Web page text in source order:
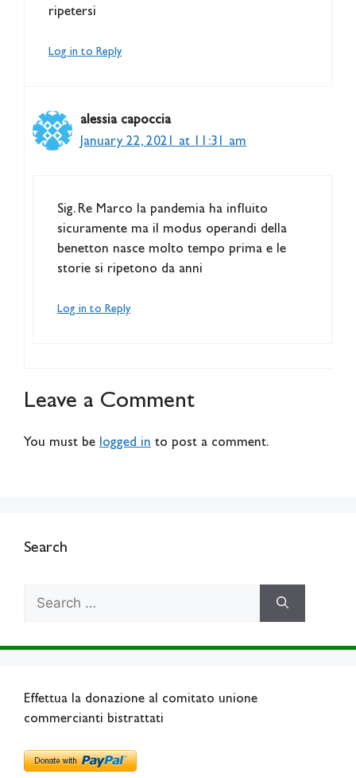
ripetersi
Log in to Reply
alessia capoccia
January 22, 2021 at 11:31 am
Sig. Re Marco la pandemia ha influito
sicuramente ma il modus operandi della
benetton nasce molto tempo prima e le
storie si ripetono da anni
Log in to Reply
Leave a Comment
You must be logged in to post a comment.
Search
Effettua la donazione al comitato unione
commercianti bistrattati